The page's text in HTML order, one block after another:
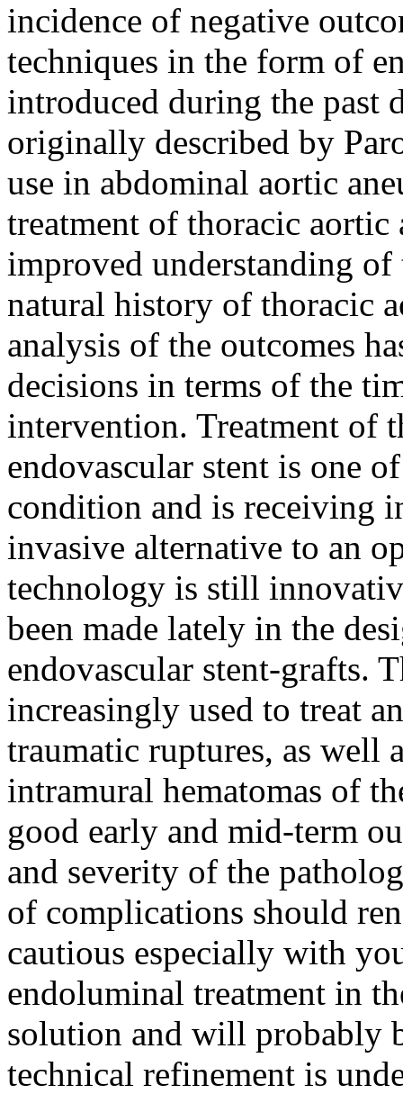
incidence of negative
techniques in the form of
introduced during the past
originally described by
use in abdominal aortic
treatment of thoracic aortic
improved understanding
natural history of thoracic
analysis of the outcomes
decisions in terms of the
intervention. Treatment of
endovascular stent is one
condition and is receiving
invasive alternative to an
technology is still
been made lately in the
endovascular stent-grafts.
increasingly used to treat
traumatic ruptures, as well
intramural hematomas of
good early and mid-term
and severity of the
of complications should
cautious especially with
endoluminal treatment in
solution and will probably
technical refinement is